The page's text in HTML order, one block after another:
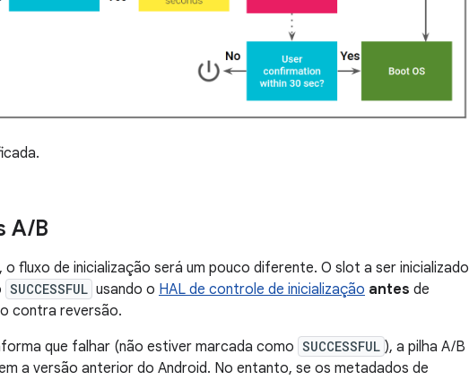
A/B
fluxo de inicialização será um pouco diferente. O slot a ser inicializado
SUCCESSFUL usando o HAL de controle de inicialização antes de
contra reversão.
que falhar (não estiver marcada como SUCCESSFUL ), a pilha A/B
a versão anterior do Android. No entanto, se os metadados de